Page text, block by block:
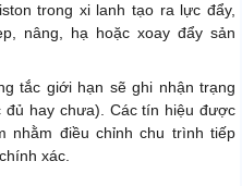
trong xi lanh tạo ra lực đẩy,
nâng, hạ hoặc xoay đẩy sản
tắc giới hạn sẽ ghi nhận trạng
hay chưa). Các tín hiệu được
nhằm điều chỉnh chu trình tiếp
xác.